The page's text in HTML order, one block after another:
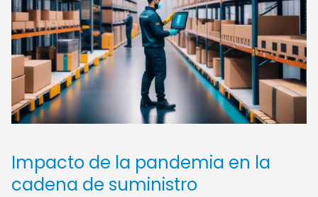
Impacto de la pandemia en la
cadena de suministro